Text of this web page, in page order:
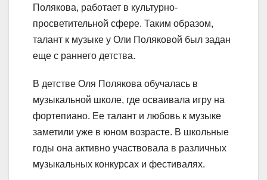
Полякова, работает в культурно-
просветительной сфере. Таким образом,
талант к музыке у Оли Поляковой был задан
еще с раннего детства.
В детстве Оля Полякова обучалась в
музыкальной школе, где осваивала игру на
фортепиано. Ее талант и любовь к музыке
заметили уже в юном возрасте. В школьные
годы она активно участвовала в различных
музыкальных конкурсах и фестивалях.